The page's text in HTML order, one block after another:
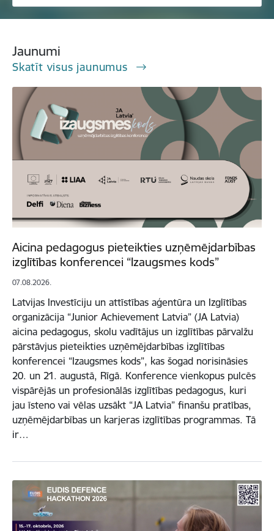
Jaunumi
Skatīt visus jaunumus
Aicina pedagogus pieteikties uzņēmējdarbības
izglītības konferencei “Izaugsmes kods”
07.08.2026.
Latvijas Investīciju un attīstības aģentūra un Izglītības
organizācija “Junior Achievement Latvia” (JA Latvia)
aicina pedagogus, skolu vadītājus un izglītības pārvalžu
pārstāvjus pieteikties uzņēmējdarbības izglītības
konferencei “Izaugsmes kods”, kas šogad norisināsies
20. un 21. augustā, Rīgā. Konference vienkopus pulcēs
vispārējās un profesionālās izglītības pedagogus, kuri
jau īsteno vai vēlas uzsākt “JA Latvia” finanšu pratības,
uzņēmējdarbības un karjeras izglītības programmas. Tā
ir…